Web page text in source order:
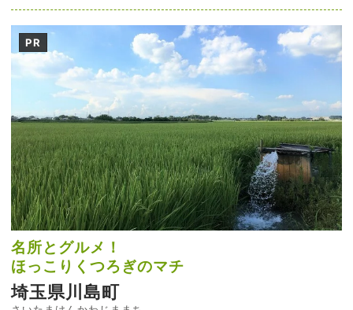
PR
名所とグルメ！
ほっこりくつろぎのマチ
埼玉県川島町